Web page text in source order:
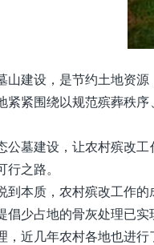
山建设，是节约土地资源
紧紧围绕以规范殡葬秩
公墓建设，让农村殡改
之路。
到本质，农村殡改工作的
倡少占地的骨灰处理已实
，近几年农村各地也进行